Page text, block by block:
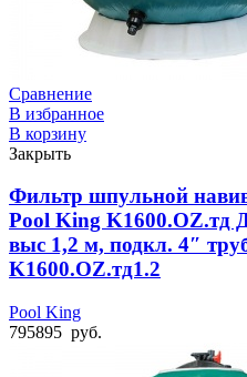
Сравнение
В избранное
В корзину
Закрыть
Фильтр шпульной
Pool King K1600.OZ.тд
выс 1,2 м, подкл. 4″
K1600.OZ.тд1.2
Pool King
795895 руб.